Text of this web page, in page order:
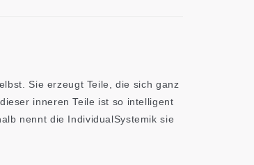
Sie erzeugt Teile, die sich ganz
inneren Teile ist so intelligent
nennt die IndividualSystemik sie